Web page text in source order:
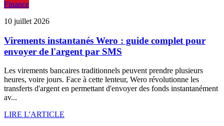
Finance
10 juillet 2026
Virements instantanés Wero : guide complet pour
envoyer de l'argent par SMS
Les virements bancaires traditionnels peuvent prendre plusieurs
heures, voire jours. Face à cette lenteur, Wero révolutionne les
transferts d'argent en permettant d'envoyer des fonds instantanément
av...
LIRE L'ARTICLE